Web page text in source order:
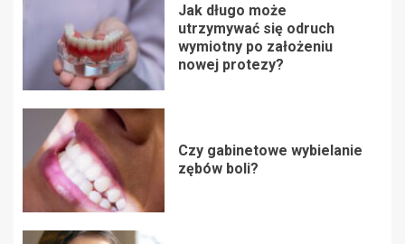
Jak długo może
utrzymywać się odruch
wymiotny po założeniu
nowej protezy?
Czy gabinetowe wybielanie
zębów boli?